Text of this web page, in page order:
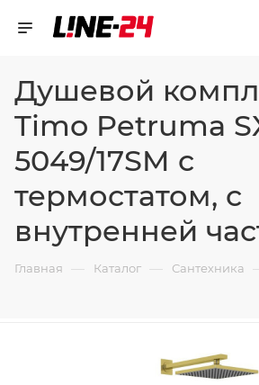
Душевой
Timo Petruma
5049/17SM с
термостатом, с
внутренней
Главная — Каталог — Сантехника